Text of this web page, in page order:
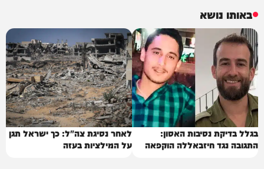
באותו נושא
בגלל בדיקת נסיבות האסון:
התגובה נגד חיזבאללה הוקפאה
לאחר נסיגת צה"ל: כך ישראל תגן
על המילציות בעזה